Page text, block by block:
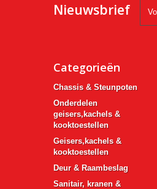
Nieuwsbrief
Categorieën
Chassis & Steunpoten
Onderdelen
geisers,kachels &
kooktoestellen
Geisers,kachels &
kooktoestellen
Deur & Raambeslag
Sanitair, kranen &